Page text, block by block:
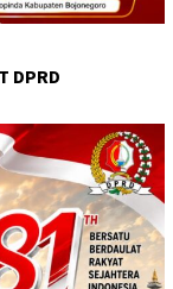
DPRD